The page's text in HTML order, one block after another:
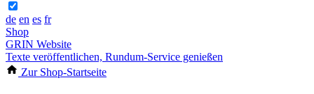
de en es fr
Shop
GRIN Website
Texte veröffentlichen, Rundum-Service genießen
Zur Shop-Startseite